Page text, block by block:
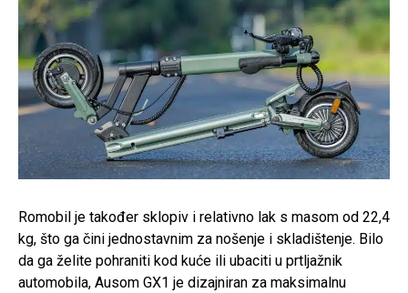
Romobil je također sklopiv i relativno lak s masom od 22,4
kg, što ga čini jednostavnim za nošenje i skladištenje. Bilo
da ga želite pohraniti kod kuće ili ubaciti u prtljažnik
automobila, Ausom GX1 je dizajniran za maksimalnu